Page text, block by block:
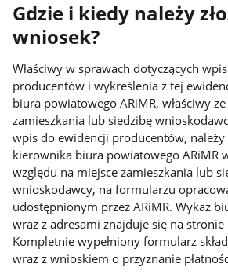
Gdzie i kiedy należy
wniosek?
Właściwy w sprawach dotyczących
producentów i wykreślenia z tej
biura powiatowego ARiMR, właściwy
zamieszkania lub siedzibę
wpis do ewidencji producentów, należy
kierownika biura powiatowego ARiMR
względu na miejsce zamieszkania lub
wnioskodawcy, na formularzu
udostępnionym przez ARiMR. Wykaz
wraz z adresami znajduje się na
Kompletnie wypełniony formularz
wraz z wnioskiem o przyznanie